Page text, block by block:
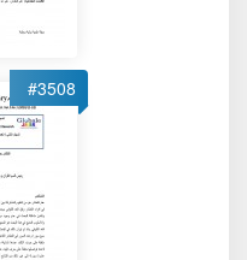
#3508